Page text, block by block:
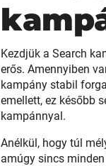
Kezdjük a Search
erős. Amennyiben
kampány stabil
emellett, ez később
kampánnyal.
Anélkül, hogy túl
amúgy sincs